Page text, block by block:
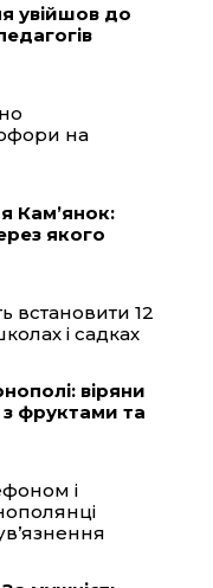
t
A
увійшов до
на
Кам’янок:
якого
встановити 12
і садках
віряни
фруктами та
і